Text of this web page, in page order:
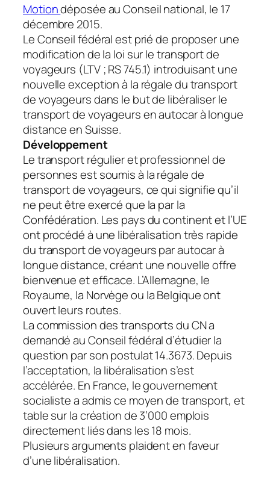
Motiondéposée au Conseil national, le 17
décembre 2015.
Le Conseil fédéral est prié de proposer une
modification de la loi sur le transport de
voyageurs (LTV ; RS 745.1) introduisant une
nouvelle exception à la régale du transport
de voyageurs dans le but de libéraliser le
transport de voyageurs en autocar à longue
distance en Suisse.
Développement
Le transport régulier et professionnel de
personnes est soumis à la régale de
transport de voyageurs, ce qui signifie qu’il
ne peut être exercé que la par la
Confédération. Les pays du continent et l’UE
ont procédé à une libéralisation très rapide
du transport de voyageurs par autocar à
longue distance, créant une nouvelle offre
bienvenue et efficace. L’Allemagne, le
Royaume, la Norvège ou la Belgique ont
ouvert leurs routes.
La commission des transports du CN a
demandé au Conseil fédéral d’étudier la
question par son postulat 14.3673. Depuis
l’acceptation, la libéralisation s’est
accélérée. En France, le gouvernement
socialiste a admis ce moyen de transport, et
table sur la création de 3’000 emplois
directement liés dans les 18 mois.
Plusieurs arguments plaident en faveur
d’une libéralisation.